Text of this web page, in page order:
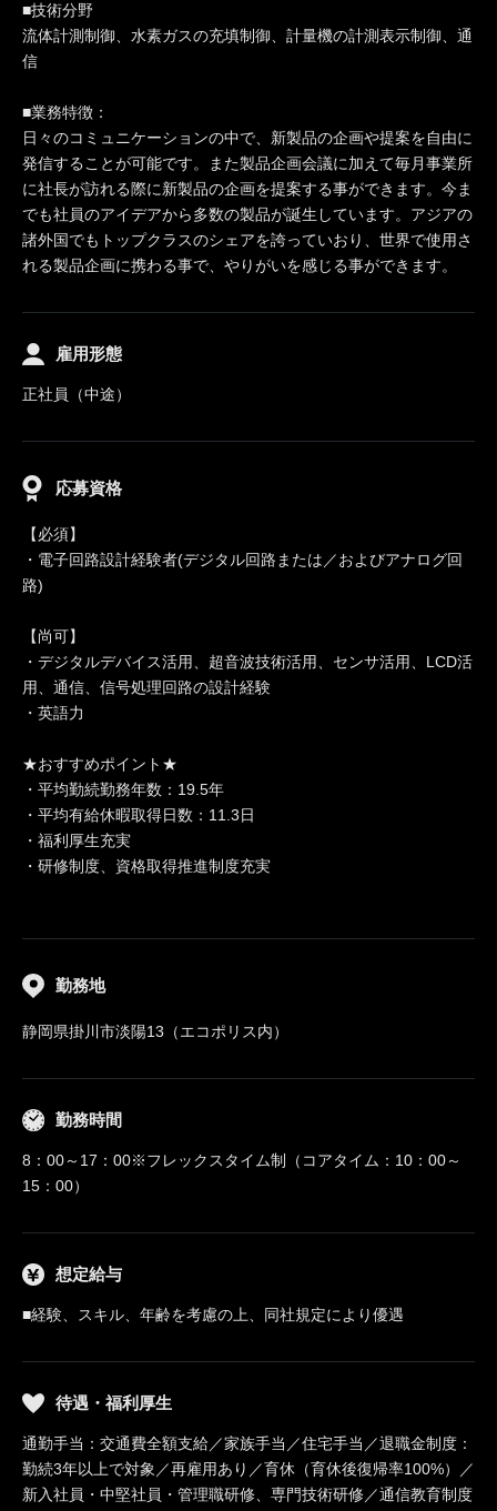
■技術分野
流体計測制御、水素ガスの充填制御、計量機の計測表示制御、通
信
■業務特徴：
日々のコミュニケーションの中で、新製品の企画や提案を自由に
発信することが可能です。また製品企画会議に加えて毎月事業所
に社長が訪れる際に新製品の企画を提案する事ができます。今ま
でも社員のアイデアから多数の製品が誕生しています。アジアの
諸外国でもトップクラスのシェアを誇っていおり、世界で使用さ
れる製品企画に携わる事で、やりがいを感じる事ができます。
雇用形態
正社員（中途）
応募資格
【必須】
・電子回路設計経験者(デジタル回路または／およびアナログ回
路)
【尚可】
・デジタルデバイス活用、超音波技術活用、センサ活用、LCD活
用、通信、信号処理回路の設計経験
・英語力
★おすすめポイント★
・平均勤続勤務年数：19.5年
・平均有給休暇取得日数：11.3日
・福利厚生充実
・研修制度、資格取得推進制度充実
勤務地
静岡県掛川市淡陽13（エコポリス内）
勤務時間
8：00～17：00※フレックスタイム制（コアタイム：10：00～
15：00）
想定給与
■経験、スキル、年齢を考慮の上、同社規定により優遇
待遇・福利厚生
通勤手当：交通費全額支給／家族手当／住宅手当／退職金制度：
勤続3年以上で対象／再雇用あり／育休（育休後復帰率100%）／
新入社員・中堅社員・管理職研修、専門技術研修／通信教育制度